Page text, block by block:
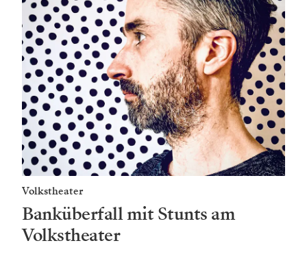
Volkstheater
Banküberfall mit Stunts am
Volkstheater